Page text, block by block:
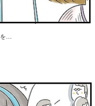
を…